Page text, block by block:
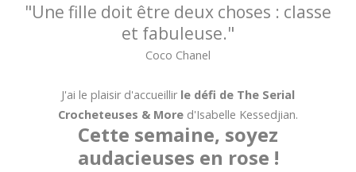
"Une fille doit être deux choses : classe
et fabuleuse."
Coco Chanel
J'ai le plaisir d'accueillir le défi de The Serial
Crocheteuses & More d'Isabelle Kessedjian.
Cette semaine, soyez
audacieuses en rose !